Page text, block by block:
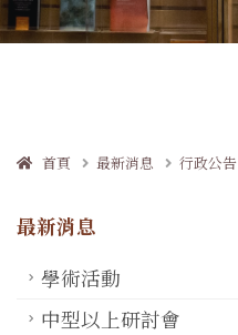
首頁 最新消息 行政公告
最新消息
學術活動
中型以上研討會